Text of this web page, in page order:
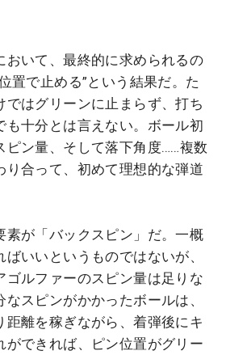
おいて、最終的に求められるの
置で止める”という結果だ。た
ではグリーンに止まらず、打ち
も十分とは言えない。ボール初
ピン量、そして落下角度……複数
り合って、初めて理想的な弾道
素が「バックスピン」だ。一概
いいというものではないが、
ゴルファーのスピン量は足りな
スピンがかかったボールは、
距離を稼ぎながら、着弾後にキ
ができれば、ピン位置がグリー